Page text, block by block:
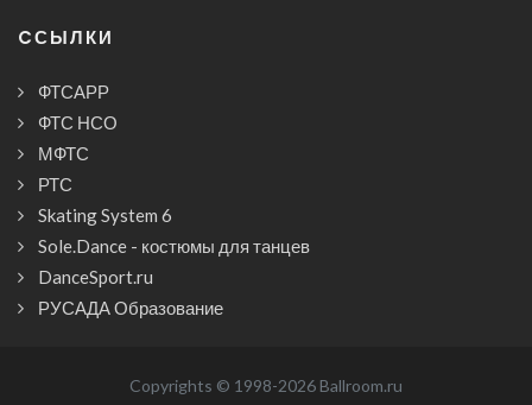
CСЫЛКИ
ФТСАРР
ФТС НСО
МФТС
РТС
Skating System 6
Sole.Dance - костюмы для танцев
DanceSport.ru
РУСАДА Образование
Copyrights © 1998-2026 Ballroom.ru